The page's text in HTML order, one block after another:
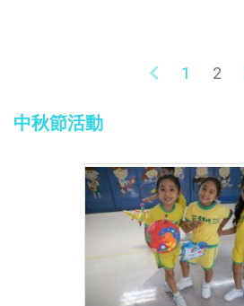
1 2
中秋節活動